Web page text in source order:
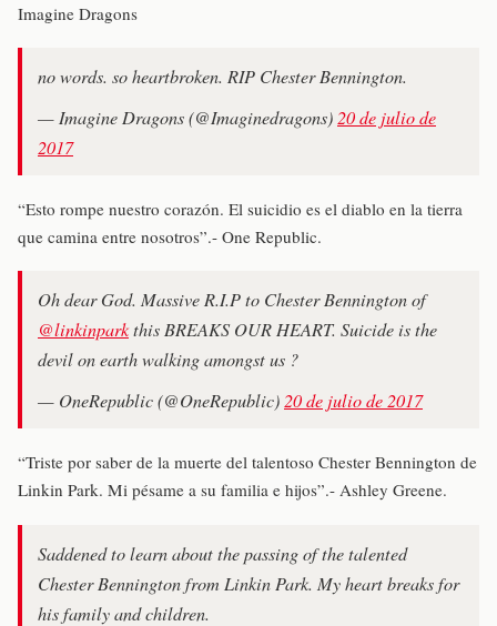
Imagine Dragons
no words. so heartbroken. RIP Chester Bennington.
— Imagine Dragons (@Imaginedragons) 20 de julio de
2017
“Esto rompe nuestro corazón. El suicidio es el diablo en la tierra
que camina entre nosotros”.- One Republic.
Oh dear God. Massive R.I.P to Chester Bennington of
@linkinparkthis BREAKS OUR HEART. Suicide is the
devil on earth walking amongst us ?
— OneRepublic (@OneRepublic)20 de julio de 2017
“Triste por saber de la muerte del talentoso Chester Bennington de
Linkin Park. Mi pésame a su familia e hijos”.- Ashley Greene.
Saddened to learn about the passing of the talented
Chester Bennington from Linkin Park. My heart breaks for
his family and children.